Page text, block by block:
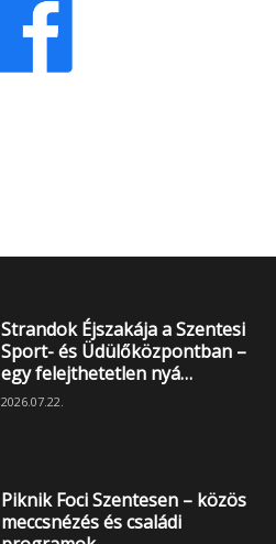
Strandok Éjszakája a Szentesi
Sport- és Üdülőközpontban –
egy felejthetetlen nyá…
2026.07.22.
Piknik Foci Szentesen – közös
meccsnézés és családi